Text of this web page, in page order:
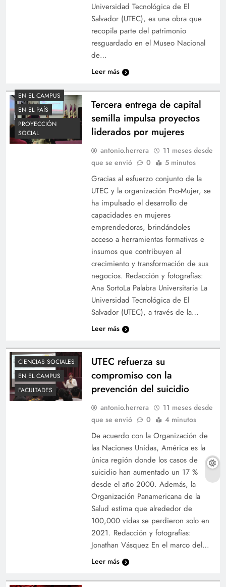
Universidad Tecnológica de El
Salvador (UTEC), es una obra que
recopila parte del patrimonio
resguardado en el Museo Nacional
de…
Leer más
EN EL CAMPUS
EN EL PAÍS
PROYECCIÓN
SOCIAL
Tercera entrega de capital
semilla impulsa proyectos
liderados por mujeres
antonio.herrera
11 meses desde
que se envió
0 5 minutos
Gracias al esfuerzo conjunto de la
UTEC y la organización Pro-Mujer, se
ha impulsado el desarrollo de
capacidades en mujeres
emprendedoras, brindándoles
acceso a herramientas formativas e
insumos que contribuyen al
crecimiento y transformación de sus
negocios. Redacción y fotografías:
Ana SortoLa Palabra Universitaria La
Universidad Tecnológica de El
Salvador (UTEC), a través de la…
Leer más
CIENCIAS SOCIALES
EN EL CAMPUS
FACULTADES
UTEC refuerza su
compromiso con la
prevención del suicidio
antonio.herrera
11 meses desde
que se envió
0 4 minutos
De acuerdo con la Organización de
las Naciones Unidas, América es la
única región donde los casos de
suicidio han aumentado un 17 %
desde el año 2000. Además, la
Organización Panamericana de la
Salud estima que alrededor de
100,000 vidas se perdieron solo en
2021. Redacción y fotografías:
Jonathan Vásquez En el marco del…
Leer más